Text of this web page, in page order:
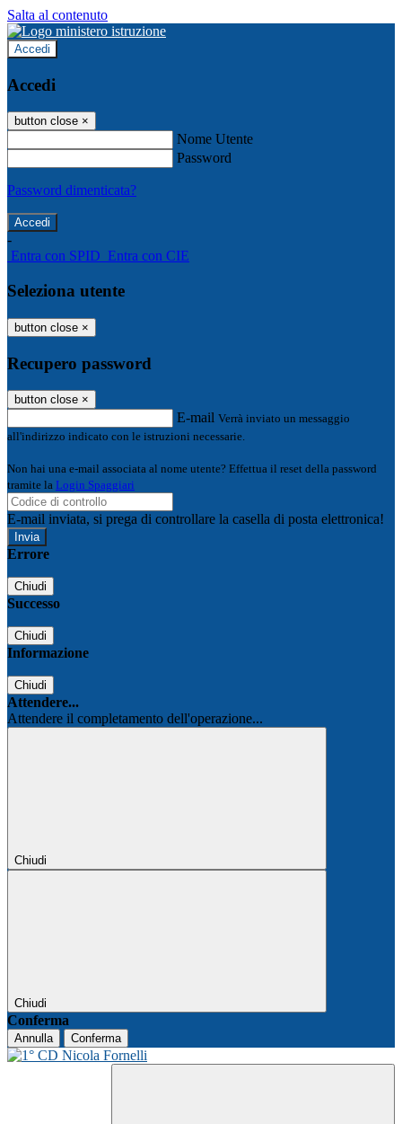
Salta al contenuto
Accedi
Accedi
button close ×
Nome Utente
Password
Password dimenticata?
-
Entra con SPID Entra con CIE
Seleziona utente
button close ×
Recupero password
button close ×
E-mail Verrà inviato un messaggio
all'indirizzo indicato con le istruzioni necessarie.
Non hai una e-mail associata al nome utente? Effettua il reset della password
tramite la Login Spaggiari
E-mail inviata, si prega di controllare la casella di posta elettronica!
Errore
Chiudi
Successo
Chiudi
Informazione
Chiudi
Attendere...
Attendere il completamento dell'operazione...
Chiudi
Chiudi
Conferma
Annulla Conferma